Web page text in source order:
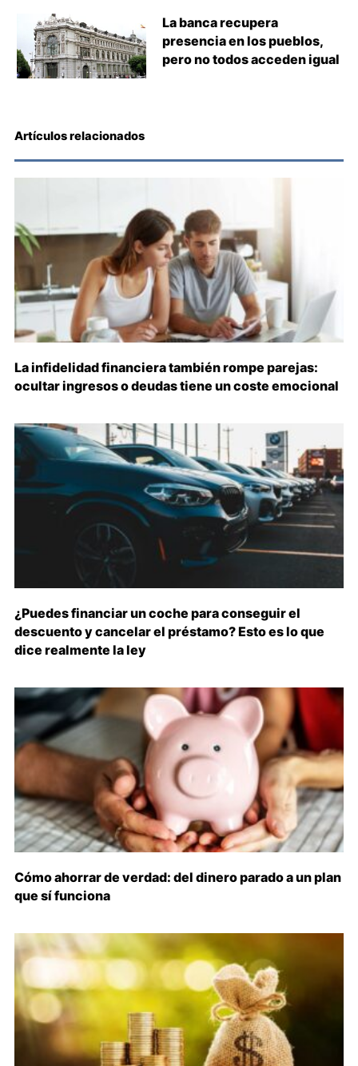
La banca recupera
presencia en los pueblos,
pero no todos acceden igual
Artículos relacionados
La infidelidad financiera también rompe parejas:
ocultar ingresos o deudas tiene un coste emocional
¿Puedes financiar un coche para conseguir el
descuento y cancelar el préstamo? Esto es lo que
dice realmente la ley
Cómo ahorrar de verdad: del dinero parado a un plan
que sí funciona